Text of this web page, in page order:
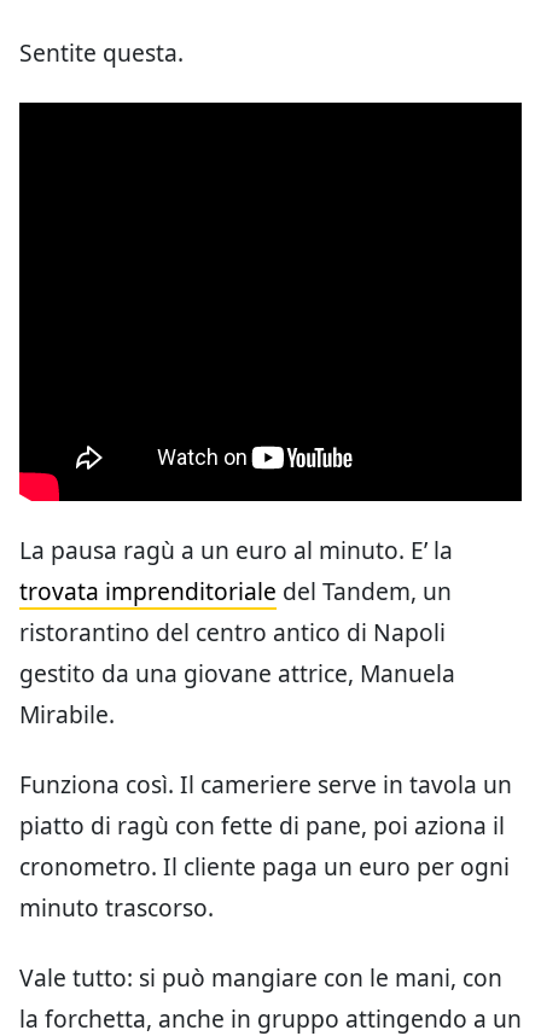
Sentite questa.
La pausa ragù a un euro al minuto. E’ la
trovata imprenditoriale del Tandem, un
ristorantino del centro antico di Napoli
gestito da una giovane attrice, Manuela
Mirabile.
Funziona così. Il cameriere serve in tavola un
piatto di ragù con fette di pane, poi aziona il
cronometro. Il cliente paga un euro per ogni
minuto trascorso.
Vale tutto: si può mangiare con le mani, con
la forchetta, anche in gruppo attingendo a un